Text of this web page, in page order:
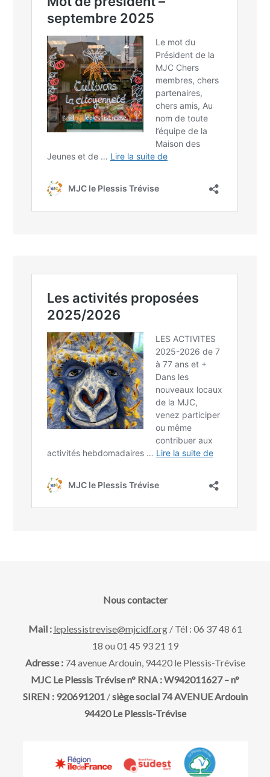
Nous contacter
Mail : leplessistrevise@mjcidf.org/ Tél : 06 37 48 61
18 ou 01 45 93 21 19
Adresse : 74 avenue Ardouin, 94420 le Plessis-Trévise
MJC Le Plessis Trévise n° RNA : W942011627 – n°
SIREN : 920691201/siège social 74 AVENUE Ardouin
94420 Le Plessis-Trévise